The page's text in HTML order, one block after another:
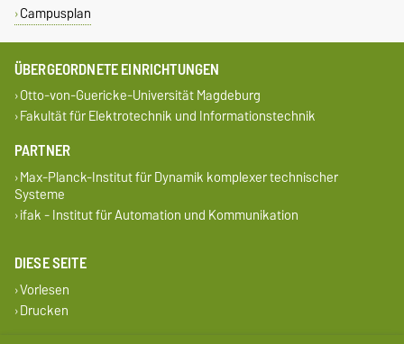
Campusplan
ÜBERGEORDNETE EINRICHTUNGEN
Otto-von-Guericke-Universität Magdeburg
Fakultät für Elektrotechnik und Informationstechnik
PARTNER
Max-Planck-Institut für Dynamik komplexer technischer
Systeme
ifak - Institut für Automation und Kommunikation
DIESE SEITE
Vorlesen
Drucken